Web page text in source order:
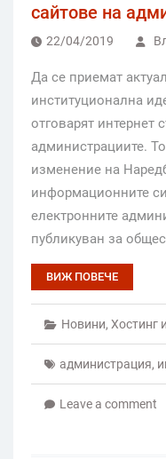
сайтове на
22/04/2019
Да се приемат
институционална
отговарят интернет
администрациите.
изменение на
информационните
електронните
публикуван за
ВИЖ ПОВЕЧЕ
Новини, Хостинг
администрация,
Leave a comment